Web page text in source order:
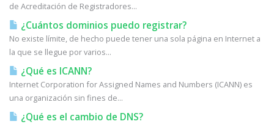
de Acreditación de Registradores...
¿Cuántos dominios puedo registrar?
No existe límite, de hecho puede tener una sola página en Internet a
la que se llegue por varios...
¿Qué es ICANN?
Internet Corporation for Assigned Names and Numbers (ICANN) es
una organización sin fines de...
¿Qué es el cambio de DNS?